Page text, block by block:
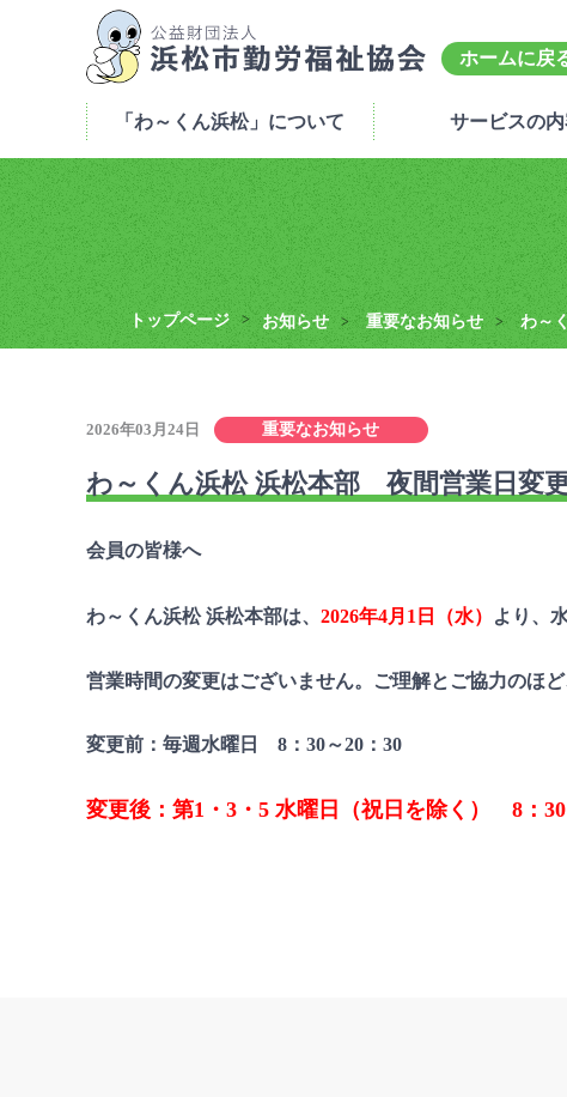
ホームに戻
「わ～くん浜松」について サービスの
トップページ > お知らせ > 重要なお知らせ > わ～
2026年03月24日 重要なお知らせ
わ～くん浜松 浜松本部 夜間営業日変
会員の皆様へ
わ～くん浜松 浜松本部は、 2026年4月1日（水） より、
営業時間の変更はございません。ご理解とご協力のほ
変更前：毎週水曜日 8：30～20：30
変更後：第1・3・5 水曜日（祝日を除く） 8：30